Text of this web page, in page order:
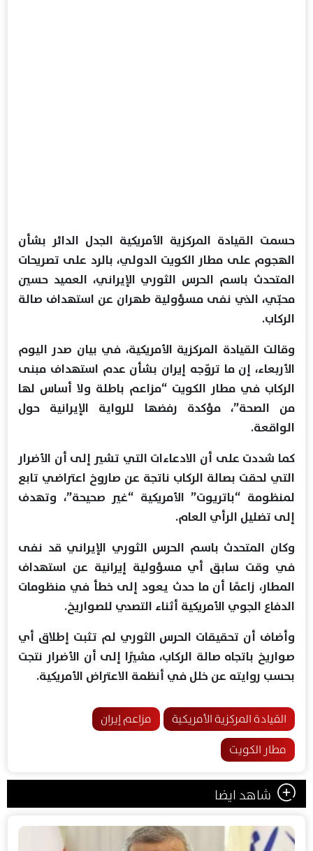
حسمت القيادة المركزية الأمريكية الجدل الدائر بشأن
الهجوم على مطار الكويت الدولي، بالرد على تصريحات
المتحدث باسم الحرس الثوري الإيراني، العميد حسين
محبّي، الذي نفى مسؤولية طهران عن استهداف صالة
الركاب.
وقالت القيادة المركزية الأمريكية، في بيان صدر اليوم
الأربعاء، إن ما تروّجه إيران بشأن عدم استهداف مبنى
الركاب في مطار الكويت “مزاعم باطلة ولا أساس لها
من الصحة”، مؤكدة رفضها للرواية الإيرانية حول
الواقعة.
كما شددت على أن الادعاءات التي تشير إلى أن الأضرار
التي لحقت بصالة الركاب ناتجة عن صاروخ اعتراضي تابع
لمنظومة “باتريوت” الأمريكية “غير صحيحة”، وتهدف
إلى تضليل الرأي العام.
وكان المتحدث باسم الحرس الثوري الإيراني قد نفى
في وقت سابق أي مسؤولية إيرانية عن استهداف
المطار، زاعمًا أن ما حدث يعود إلى خطأ في منظومات
الدفاع الجوي الأمريكية أثناء التصدي للصواريخ.
وأضاف أن تحقيقات الحرس الثوري لم تثبت إطلاق أي
صواريخ باتجاه صالة الركاب، مشيرًا إلى أن الأضرار نتجت
بحسب روايته عن خلل في أنظمة الاعتراض الأمريكية.
القيادة المركزية الأمريكية مزاعم إيران
مطار الكويت
شاهد ايضا